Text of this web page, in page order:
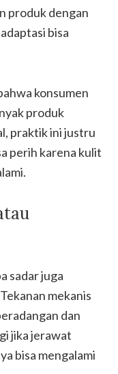
produk dengan
bisa
konsumen
produk
praktik ini justru
perih karena kulit
sadar juga
mekanis
dan
jika jerawat
bisa mengalami